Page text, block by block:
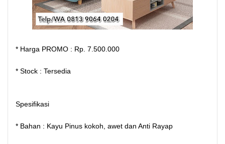
* Harga PROMO : Rp. 7.500.000
* Stock : Tersedia
Spesifikasi
* Bahan : Kayu Pinus kokoh, awet dan Anti Rayap